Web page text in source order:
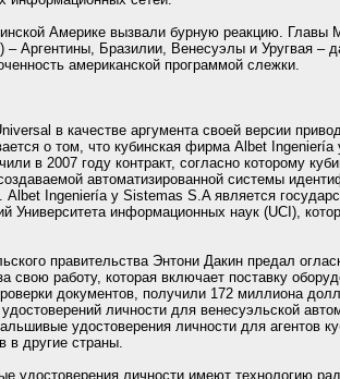
Америке вызвали бурную реакцию.
Аргентины, Бразилии, Венесуэлы и Уругвая –
американской программой слежки.
в качестве аргумента своей версии
о том, что кубинская фирма Albet
в 2007 году контракт, согласно которому
автоматизированной системы
Ingeniería y Sistemas S.A является
Университета информационных наук (UCI),
правительства Энтони Дакин предал
свою работу, которая включает поставку
документов, получили 172 миллиона
удостоверений личности для венесуэльской
удостоверения личности для агентов
в другие страны.
удостоверения личности имеют технологию